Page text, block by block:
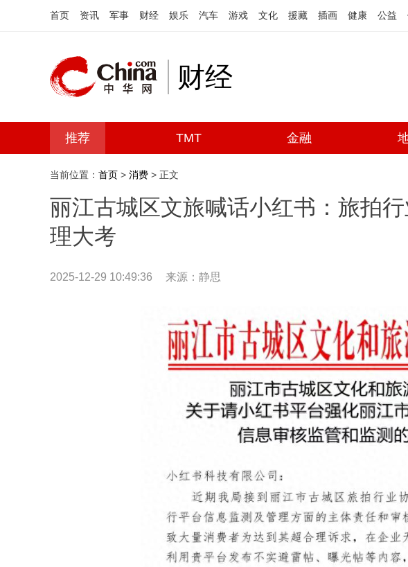
首页 资讯 军事 财经 娱乐 汽车 游戏 文化 援藏 插画 健康 公益
财经
推荐 TMT 金融
当前位置： 首页 > 消费 > 正文
丽江古城区文旅喊话小红书：旅拍
理大考
2025-12-29 10:49:36 来源：静思